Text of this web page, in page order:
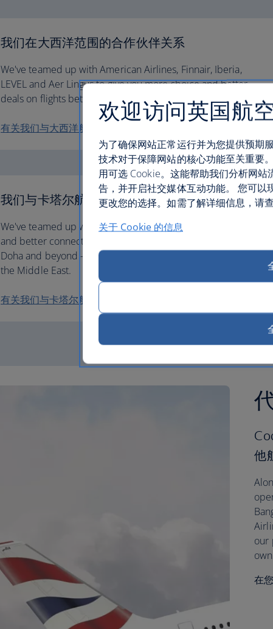
我们在大西洋范围的合作伙伴关系
We've teamed up with American Airlines, Finnair, Iberia,
LEVEL and Aer Lingus to give you more choice and better
deals on flights between Europe and the USA.
有关我们与大西洋航空的合作伙伴关系的更多信息
我们与卡塔尔航空的合作伙伴关系
We've teamed up with Qatar Airways to give you more choice
and better connections when travelling between the UK,
Doha and beyond – including to Africa, Asia, Australasia and
the Middle East.
有关我们与卡塔尔航空的合作伙伴关系的更多信息
他
our
在
欢迎访问英国航
为了确保网站正常运行并为您提供预期
技术对于保障网站的核心功能至关重要
用可选 Cookie。这能帮助我们分析网
告，并开启社交媒体互动功能。 您可
更改您的选择。如需了解详细信息，请
关于 Cookie 的信息